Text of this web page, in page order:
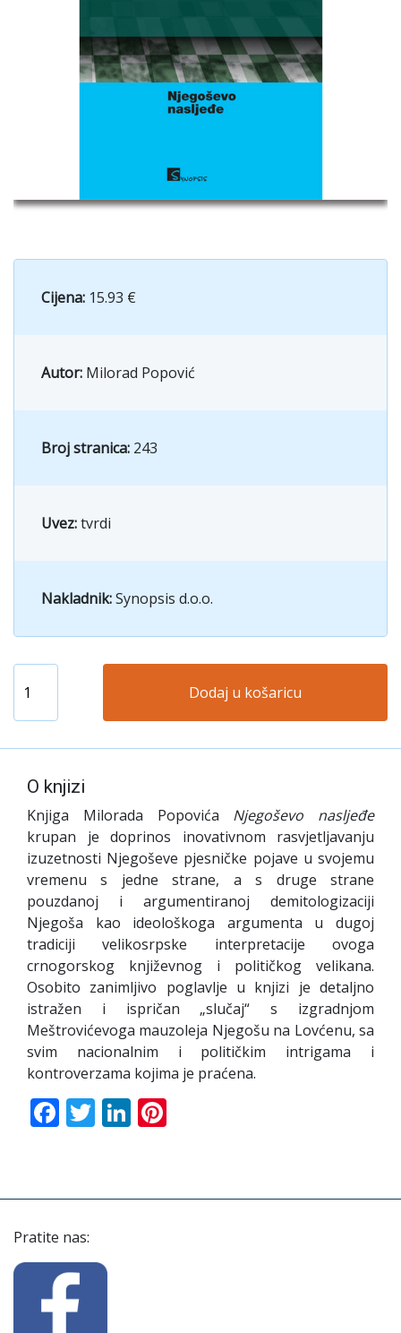
Cijena: 15.93 €
Autor: Milorad Popović
Broj stranica: 243
Uvez:tvrdi
Nakladnik:Synopsis d.o.o.
Dodaj u košaricu
O knjizi
Knjiga Milorada Popovića Njegoševo nasljeđe
krupan je doprinos inovativnom rasvjetljavanju
izuzetnosti Njegoševe pjesničke pojave u svojemu
vremenu s jedne strane, a s druge strane
pouzdanoj i argumentiranoj demitologizaciji
Njegoša kao ideološkoga argumenta u dugoj
tradiciji velikosrpske interpretacije ovoga
crnogorskog književnog i političkog velikana.
Osobito zanimljivo poglavlje u knjizi je detaljno
istražen i ispričan „slučaj“ s izgradnjom
Meštrovićevoga mauzoleja Njegošu na Lovćenu, sa
svim nacionalnim i političkim intrigama i
kontroverzama kojima je praćena.
Facebook
TwitterLinkedIn
Pratite nas: